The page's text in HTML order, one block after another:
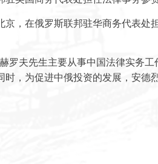
京，在俄罗斯联邦驻华商务代表处
罗夫先生主要从事中国法律实务
时，为促进中俄投资的发展，安